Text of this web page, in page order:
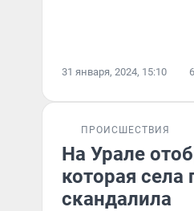
31 января, 2024, 15:10
ПРОИСШЕСТВИЯ
На Урале
которая села
скандалила